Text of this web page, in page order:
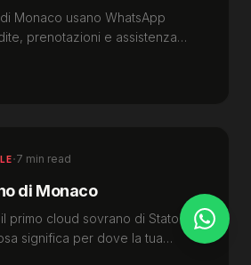
Monaco usano WhatsApp
prenotazioni e assistenza
·7 min read
di Monaco
primo cloud sovrano di Stato
significa per dove la tua